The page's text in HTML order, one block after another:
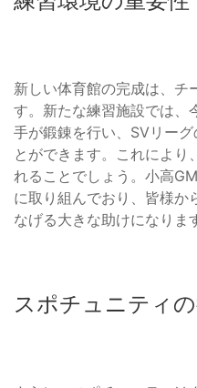
新しい体育館の完成は、チ
す。新たな練習施設では、
手が鍛錬を行い、SVリー
とができます。これにより
れることでしょう。小高
に取り組んでおり、皆様か
なげる大きな助けになりま
スポチュニティの